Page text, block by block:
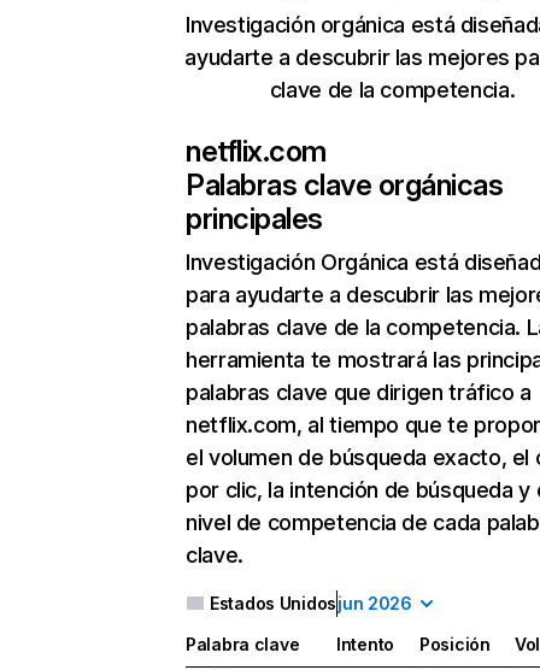
Investigación orgánica está
ayudarte a descubrir las mejores
clave de la competencia.
netflix.com
Palabras clave orgánicas
principales
Investigación Orgánica está
para ayudarte a descubrir las
palabras clave de la competencia.
herramienta te mostrará las
palabras clave que dirigen tráfico a
netflix.com, al tiempo que te
el volumen de búsqueda exacto, el
por clic, la intención de búsqueda y
nivel de competencia de cada
clave.
Estados Unidosjun 2026
Palabra clave Intento Posición